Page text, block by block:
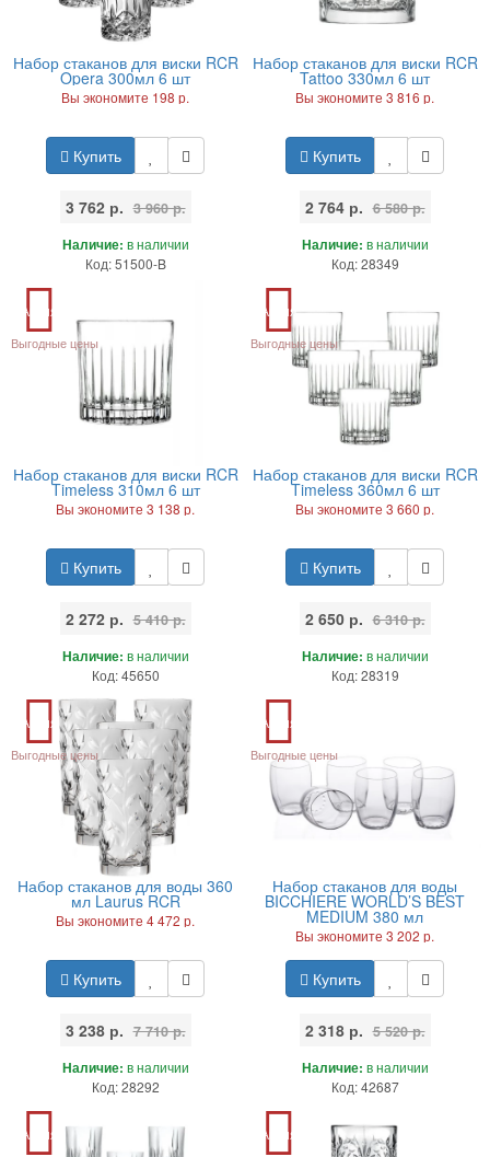
Набор стаканов для виски RCR
Opera 300мл 6 шт
Вы экономите 198 р.
Купить
3 762 р. 3 960 р.
Наличие: в наличии
Код: 51500-B
Набор стаканов для виски RCR
Tattoo 330мл 6 шт
Вы экономите 3 816 р.
Купить
2 764 р. 6 580 р.
Наличие: в наличии
Код: 28349
Акция
Выгодные цены
Набор стаканов для виски RCR
Timeless 310мл 6 шт
Вы экономите 3 138 р.
Купить
2 272 р. 5 410 р.
Наличие: в наличии
Код: 45650
Акция
Выгодные цены
Набор стаканов для виски RCR
Timeless 360мл 6 шт
Вы экономите 3 660 р.
Купить
2 650 р. 6 310 р.
Наличие: в наличии
Код: 28319
Акция
Выгодные цены
Набор стаканов для воды 360
мл Laurus RCR
Вы экономите 4 472 р.
Купить
3 238 р. 7 710 р.
Наличие: в наличии
Код: 28292
Акция
Выгодные цены
Набор стаканов для воды
BICCHIERE WORLD’S BEST
MEDIUM 380 мл
Вы экономите 3 202 р.
Купить
2 318 р. 5 520 р.
Наличие: в наличии
Код: 42687
Акция Акция